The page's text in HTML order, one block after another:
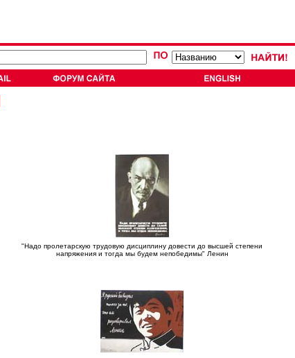
"Надо пролетарскую трудовую дисциплину довести до высшей степени
напряжения и тогда мы будем непобедимы" Ленин